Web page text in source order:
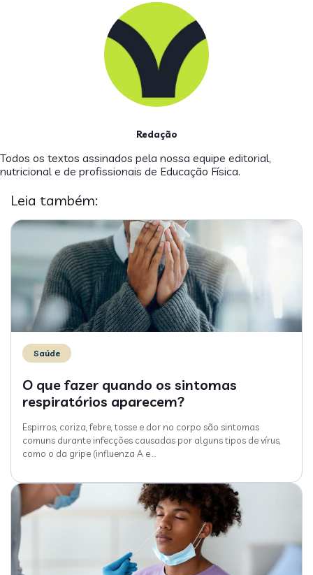
Redação
Todos os textos assinados pela nossa equipe editorial,
nutricional e de profissionais de Educação Física.
Leia também:
Saúde
O que fazer quando os sintomas
respiratórios aparecem?
Espirros, coriza, febre, tosse e dor no corpo são sintomas
comuns durante infecções causadas por alguns tipos de vírus,
como o da gripe (influenza A e